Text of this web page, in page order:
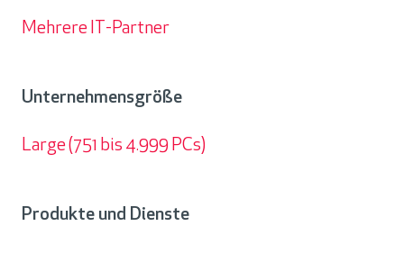
Mehrere IT-Partner
Unternehmensgröße
Large (751 bis 4.999 PCs)
Produkte und Dienste